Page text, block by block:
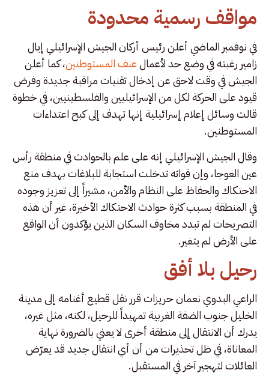
مواقف رسمية محدودة
في نوفمبر الماضي أعلن رئيس أركان الجيش الإسرائيلي إيال
زامير رغبته في وضع حد لأعمالعنف المستوطنين، كما أعلن
الجيش في وقت لاحق عن إدخال تقنيات مراقبة جديدة وفرض
قيود على الحركة لكل من الإسرائيليين والفلسطينيين، في خطوة
قالت وسائل إعلام إسرائيلية إنها تهدف إلى كبح اعتداءات
المستوطنين.
وقال الجيش الإسرائيلي إنه على علم بالحوادث في منطقة رأس
عين العوجا، وإن قواته تدخلت استجابة للبلاغات بهدف منع
الاحتكاك والحفاظ على النظام والأمن، مشيراً إلى تعزيز وجوده
في المنطقة بسبب كثرة حوادث الاحتكاك الأخيرة، غير أن هذه
التصريحات لم تبدد مخاوف السكان الذين يؤكدون أن الواقع
على الأرض لم يتغير.
رحيل بلا أفق
الراعي البدوي نعمان حريزات قرر نقل قطيع أغنامه إلى مدينة
الخليل جنوب الضفة الغربية تمهيداً للرحيل، لكنه، مثل غيره،
يدرك أن الانتقال إلى منطقة أخرى لا يعني بالضرورة نهاية
المعاناة، في ظل تحذيرات من أن أي انتقال جديد قد يعرّض
العائلات لتهجير آخر في المستقبل.